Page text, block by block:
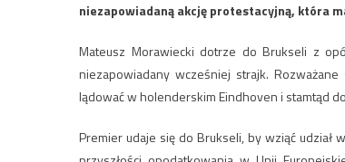
niezapowiadaną akcję protestacyjną, która
Mateusz Morawiecki dotrze do Brukseli z
niezapowiadany wcześniej strajk.
lądować w holenderskim Eindhoven i stamtąd
Premier udaje się do Brukseli, by wziąć udział